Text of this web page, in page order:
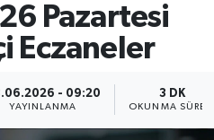
Pazartesi
Eczaneler
- 09:20
YAYINLANMA
3 DK
OKUNMA